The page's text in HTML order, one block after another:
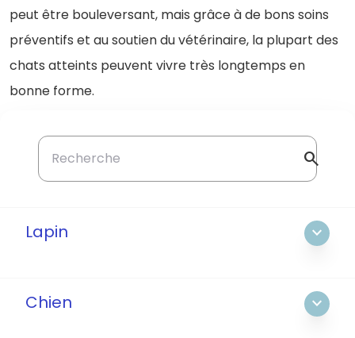
search
Lapin expand_more
Chien expand_more
peut être bouleversant, mais grâce à de bons soins
préventifs et au soutien du vétérinaire, la plupart des
chats atteints peuvent vivre très longtemps en
bonne forme.